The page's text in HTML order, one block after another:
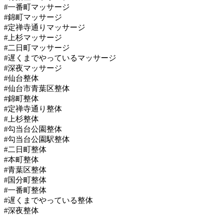
#一番町マッサージ
#錦町マッサージ
#定禅寺通りマッサージ
#上杉マッサージ
#二日町マッサージ
#遅くまでやっているマッサージ
#深夜マッサージ
#仙台整体
#仙台市青葉区整体
#錦町整体
#定禅寺通り整体
#上杉整体
#勾当台公園整体
#勾当台公園駅整体
#二日町整体
#本町整体
#青葉区整体
#国分町整体
#一番町整体
#遅くまでやっている整体
#深夜整体